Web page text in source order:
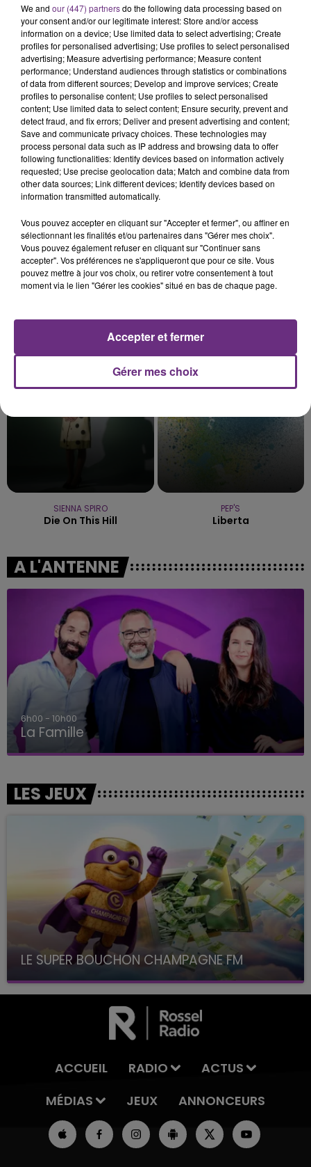
LE MAGASIN JOUÉCLUB DE REIMS FERME
SES PORTES
C'était l'une des institutions du centre-ville
rémois. Le magasin JouéClub est contraint de
fermer ses portes.
TITRES DIFFUSÉS
In Too Deep
18h58
18h58
MELODY
SIENNA SPIRO
Die On This Hill
18h48
18h48
PEP'S
Liberta
A L'ANTENNE
6h00 - 10h00
La Famille
LES JEUX
LE SUPER BOUCHON CHAMPAGNE FM
avec La Famille Champagne FM, à 8H10
ACCUEIL RADIO
ACTUS
MÉDIAS
JEUX ANNONCEURS
We and our (447) partnersdo the following data processing based on
your consent and/or our legitimate interest: Store and/or access
information on a device; Use limited data to select advertising; Create
profiles for personalised advertising; Use profiles to select personalised
advertising; Measure advertising performance; Measure content
performance; Understand audiences through statistics or combinations
of data from different sources; Develop and improve services; Create
profiles to personalise content; Use profiles to select personalised
content; Use limited data to select content; Ensure security, prevent and
detect fraud, and fix errors; Deliver and present advertising and content;
Save and communicate privacy choices. These technologies may
process personal data such as IP address and browsing data to offer
following functionalities: Identify devices based on information actively
requested; Use precise geolocation data; Match and combine data from
other data sources; Link different devices; Identify devices based on
information transmitted automatically.
Vous pouvez accepter en cliquant sur "Accepter et fermer", ou affiner en
sélectionnant les finalités et/ou partenaires dans "Gérer mes choix".
Vous pouvez également refuser en cliquant sur "Continuer sans
accepter". Vos préférences ne s'appliqueront que pour ce site. Vous
pouvez mettre à jour vos choix, ou retirer votre consentement à tout
moment via le lien "Gérer les cookies" situé en bas de chaque page.
Gérer mes choix
Accepter et fermer